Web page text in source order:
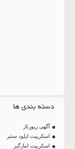
دسته بندی ها
آگهی رپورتاژ
اسکریپت اپلود سنتر
اسکریپت امارگیر